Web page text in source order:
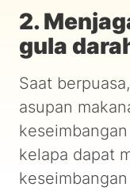
2.
gula
Saat
asupan
kelapa dapat